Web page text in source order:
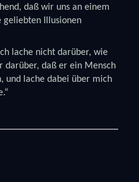
daß wir uns an einem
geliebten Illusionen
lache nicht darüber, wie
darüber, daß er ein Mensch
und lache dabei über mich